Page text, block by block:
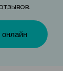
онлайн